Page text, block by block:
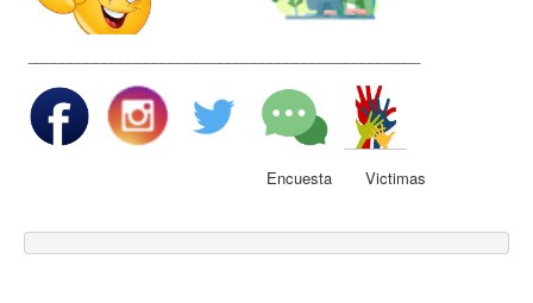
Transparencia
Participa
Encuesta Victimas